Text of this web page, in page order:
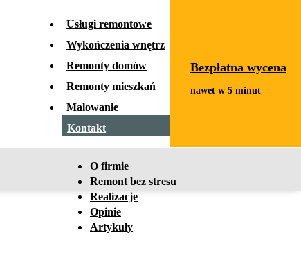
Usługi remontowe
Wykończenia wnętrz
Remonty domów
Remonty mieszkań
Malowanie
Kontakt
Bezpłatna wycena
O firmie
Remont bez stresu
Realizacje
Opinie
Artykuły